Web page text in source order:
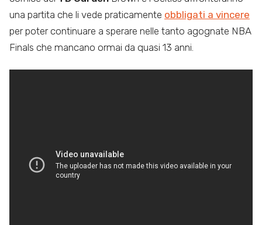
una partita che li vede praticamente obbligati a vincere
per poter continuare a sperare nelle tanto agognate NBA
Finals che mancano ormai da quasi 13 anni.